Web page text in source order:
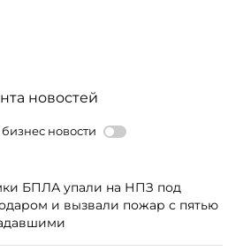
новостей
новости
БПЛА упали на НПЗ под
и вызвали пожар с пятью